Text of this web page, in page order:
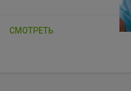
СМОТРЕТЬ